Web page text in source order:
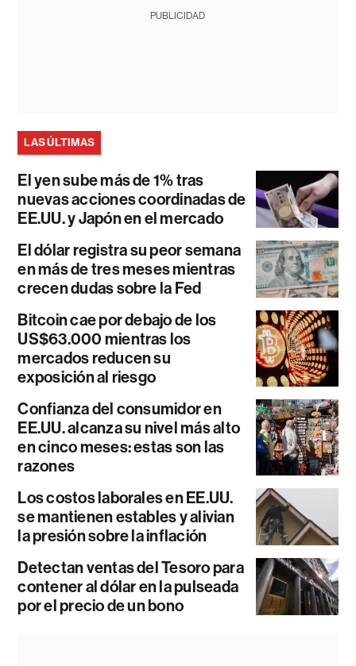
PUBLICIDAD
LAS ÚLTIMAS
El yen sube más de 1% tras
nuevas acciones coordinadas de
EE.UU. y Japón en el mercado
El dólar registra su peor semana
en más de tres meses mientras
crecen dudas sobre la Fed
Bitcoin cae por debajo de los
US$63.000 mientras los
mercados reducen su
exposición al riesgo
Confianza del consumidor en
EE.UU. alcanza su nivel más alto
en cinco meses: estas son las
razones
Los costos laborales en EE.UU.
se mantienen estables y alivian
la presión sobre la inflación
Detectan ventas del Tesoro para
contener al dólar en la pulseada
por el precio de un bono